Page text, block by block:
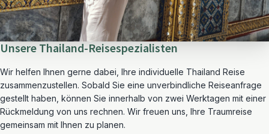
Unsere Thailand-Reisespezialisten
Wir helfen Ihnen gerne dabei, Ihre individuelle Thailand Reise
zusammenzustellen. Sobald Sie eine unverbindliche Reiseanfrage
gestellt haben, können Sie innerhalb von zwei Werktagen mit einer
Rückmeldung von uns rechnen. Wir freuen uns, Ihre Traumreise
gemeinsam mit Ihnen zu planen.